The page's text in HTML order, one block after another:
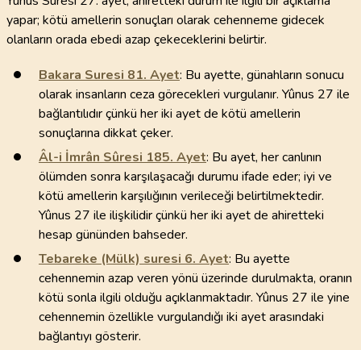
yapar; kötü amellerin sonuçları olarak cehenneme gidecek
olanların orada ebedi azap çekeceklerini belirtir.
Bakara Suresi 81. Ayet: Bu ayette, günahların sonucu
olarak insanların ceza görecekleri vurgulanır. Yûnus 27 ile
bağlantılıdır çünkü her iki ayet de kötü amellerin
sonuçlarına dikkat çeker.
Âl-i İmrân Sûresi 185. Ayet: Bu ayet, her canlının
ölümden sonra karşılaşacağı durumu ifade eder; iyi ve
kötü amellerin karşılığının verileceği belirtilmektedir.
Yûnus 27 ile ilişkilidir çünkü her iki ayet de ahiretteki
hesap gününden bahseder.
Tebareke (Mülk) suresi 6. Ayet: Bu ayette
cehennemin azap veren yönü üzerinde durulmakta, oranın
kötü sonla ilgili olduğu açıklanmaktadır. Yûnus 27 ile yine
cehennemin özellikle vurgulandığı iki ayet arasındaki
bağlantıyı gösterir.